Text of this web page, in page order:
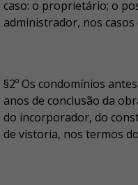
caso: o proprietário; o
administrador, nos
§2º Os condomínios
anos de conclusão da
do incorporador, do
de vistoria, nos termos